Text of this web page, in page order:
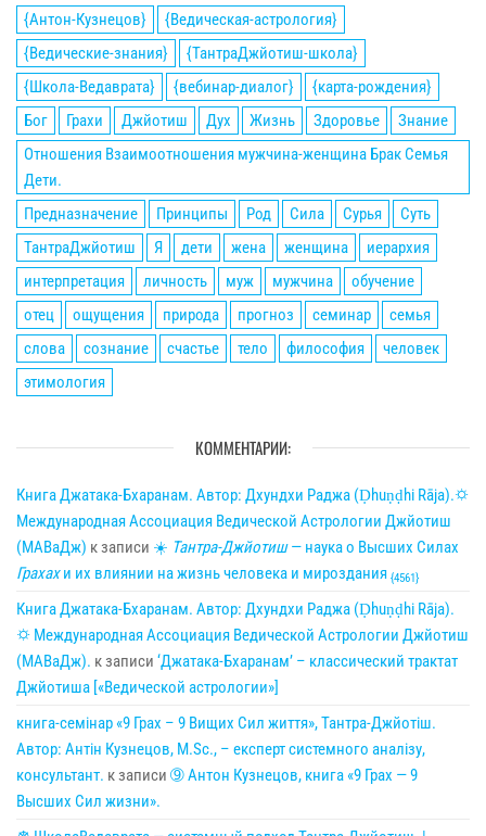
{Антон-Кузнецов}
{Ведическая-астрология}
{Ведические-знания}
{ТантраДжйотиш-школа}
{Школа-Ведаврата}
{вебинар-диалог}
{карта-рождения}
Бог
Грахи Джйотиш Дух Жизнь Здоровье
Знание
Отношения Взаимоотношения мужчина-женщина Брак Семья
Дети.
Предназначение
Принципы Род Сила Сурья
Суть
ТантраДжйотиш
Я дети жена женщина
иерархия
интерпретация
личность муж мужчина
обучение
отец
ощущения природа прогноз семинар
семья
слова
сознание счастье тело философия
человек
этимология
КОММЕНТАРИИ:
Книга Джатака-Бхаранам. Автор: Дхундхи Раджа (Ḍhuṇḍhi Rāja).🌣
Международная Ассоциация Ведической Астрологии Джйотиш
(МАВаДж) к записи ☀ Тантра-Джйотиш— наука о Высших Силах
Грахахи их влиянии на жизнь человека и мироздания {4561}
Книга Джатака-Бхаранам. Автор: Дхундхи Раджа (Ḍhuṇḍhi Rāja).
🌣 Международная Ассоциация Ведической Астрологии Джйотиш
(МАВаДж). к записи ‘Джатака-Бхаранам’ – классический трактат
Джйотиша [«Ведической астрологии»]
книга-семінар «9 Грах – 9 Вищих Сил життя», Тантра-Джйотіш.
Автор: Антін Кузнецов, M.Sc., – експерт системного аналізу,
консультант. к записи ➈ Антон Кузнецов, книга «9 Грах — 9
Высших Сил жизни».